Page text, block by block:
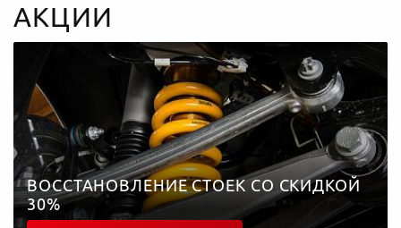
АКЦИИ
ВОССТАНОВЛЕНИЕ СТОЕК СО СКИДКОЙ
30%